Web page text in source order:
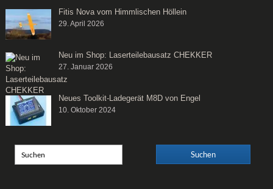
Fitis Nova vom Himmlischen Höllein
29. April 2026
Neu im Shop: Laserteilebausatz CHEKKER
27. Januar 2026
Neues Toolkit-Ladegerät M8D von Engel
10. Oktober 2024